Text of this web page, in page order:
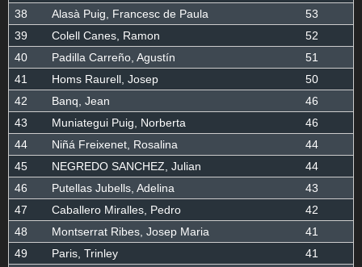
38
Alasà Puig, Francesc de Paula
53
39
Colell Canes, Ramon
52
40
Padilla Carreño, Agustín
51
41
Homs Raurell, Josep
50
42
Banq, Jean
46
43
Muniategui Puig, Norberta
46
44
Niñá Freixenet, Rosalina
44
45
NEGREDO SANCHEZ, Julian
44
46
Putellas Jubells, Adelina
43
47
Caballero Miralles, Pedro
42
48
Montserrat Ribes, Josep Maria
41
49
Paris, Trinley
41